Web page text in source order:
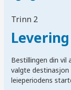
Trinn 2
Levering
Bestillingen din vil
valgte destinasjon
leieperiodens